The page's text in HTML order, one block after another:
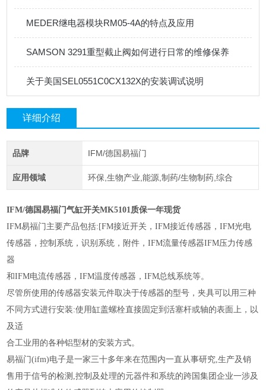
MEDER继电器模块RM05-4A的特点及应用
SAMSON 3291重型截止阀如何进行日常的维修保养
关于美国SEL​0551C0CX132X的安装调试说明
详细介绍
品牌 IFM/德国易福门
应用领域 环保,生物产业,能源,制药/生物制药,综合
IFM/德国易福门气缸开关MK5101质保一年现货
IFM易福门主要产品包括:[FM接近开关，IFM接近传感器，IFM光电
传感器，控制系统，识别系统，附件，IFM流量传感器IFM压力传感
器
和IFM电流传感器，IFM温度传感器，IFM总线系统等。
尽管所使用的传感器安装元件取决于传感器的型号，夹具可以用三种
不同方式进行安装:使用缸盖螺栓直接固定到活塞杆或轴的表面上，以
及适
合工业用的各种铝型材的安装方式。
易福门(ifm)电子是一家三十多年来在范围内一直从事研究,生产及销
售用于信号的检测,控制及处理的元器件和系统的跨国集团企业一涉及